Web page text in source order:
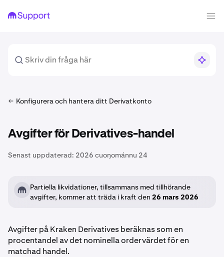
Konfigurera och hantera ditt Derivatkonto
Avgifter för Derivatives-handel
Senast uppdaterad: 2026 cuoŋománnu 24
Partiella likvidationer, tillsammans med tillhörande
avgifter, kommer att träda i kraft den 26 mars 2026
Avgifter på Kraken Derivatives beräknas som en
procentandel av det nominella ordervärdet för en
matchad handel.